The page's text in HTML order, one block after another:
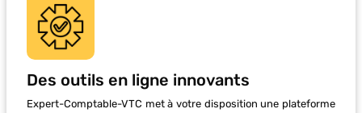
Des outils en ligne innovants
Expert-Comptable-VTC met à votre disposition une plateforme